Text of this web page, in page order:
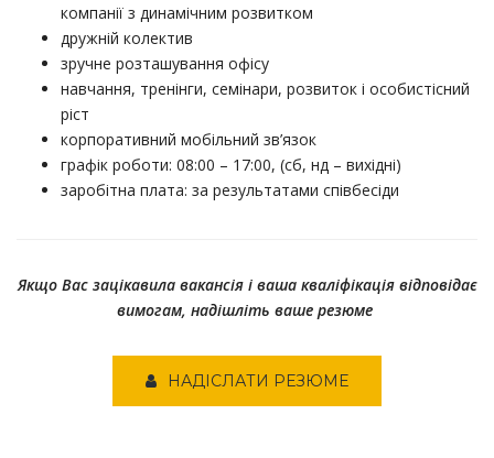
компанії з динамічним розвитком
дружній колектив
зручне розташування офісу
навчання, тренінги, семінари, розвиток і особистісний
ріст
корпоративний мобільний зв’язок
графік роботи: 08:00 – 17:00, (сб, нд – вихідні)
заробітна плата: за результатами співбесіди
Якщо Вас зацікавила вакансія і ваша кваліфікація відповідає
вимогам, надішліть ваше резюме
НАДІСЛАТИ РЕЗЮМЕ